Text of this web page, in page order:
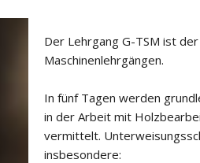
Der Lehrgang G-TSM ist
Maschinenlehrgängen.
In fünf Tagen werden
in der Arbeit mit
vermittelt.
insbesondere: